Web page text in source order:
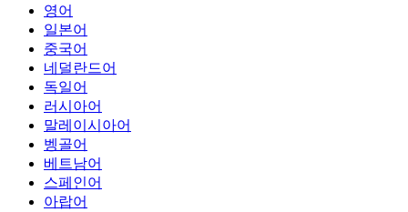
영어
일본어
중국어
네덜란드어
독일어
러시아어
말레이시아어
벵골어
베트남어
스페인어
아랍어